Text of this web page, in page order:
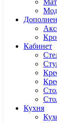
Кабинет
Кухня